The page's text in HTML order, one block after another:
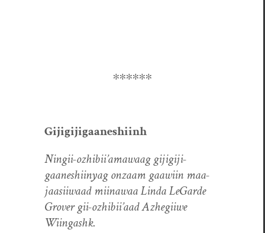
∗∗∗∗∗∗
Gijigi­ji­gaaneshi­inh
Ningii-ozhibii’amawaag gijigi­ji­
gaaneshi­inyag onza­am gaawi­in maa­
jaasi­i­waad miinawaa Lin­da LeGarde
Grover gii-ozhibii’aad Azhegi­i­we
Wiingashk.